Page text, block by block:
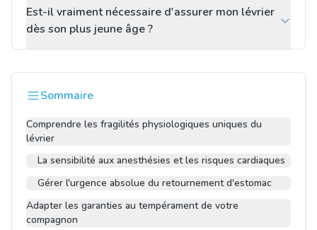
Est-il vraiment nécessaire d'assurer mon lévrier
dès son plus jeune âge ?
Sommaire
Comprendre les fragilités physiologiques uniques du
lévrier
La sensibilité aux anesthésies et les risques cardiaques
Gérer l'urgence absolue du retournement d'estomac
Adapter les garanties au tempérament de votre
compagnon